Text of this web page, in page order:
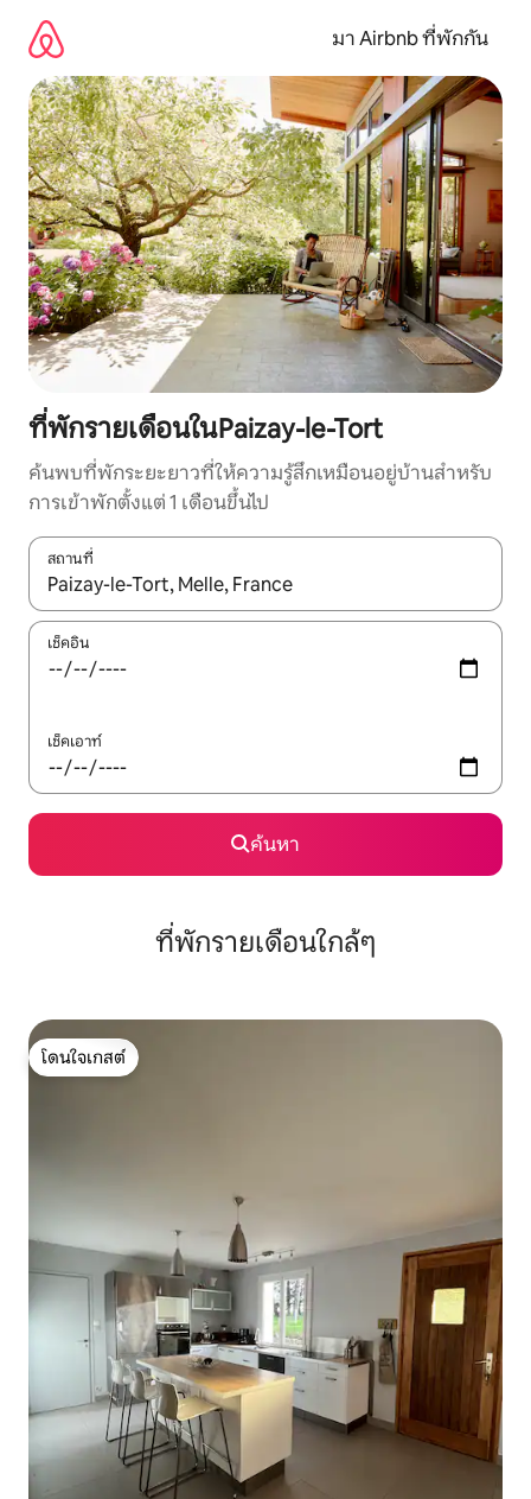
เนื้อหา
มา Airbnb ที่พักกัน
ที่พักรายเดือนในPaizay-le-Tort
ค้นพบที่พักระยะยาวที่ให้ความรู้สึกเหมือนอยู่บ้านสำหรับ
การเข้าพักตั้งแต่ 1 เดือนขึ้นไป
สถานที่
ใช้ลูกศรขึ้นลง หรือใช้การสัมผัสหรือปัด เพื่อสำรวจผลการค้นหา
เช็คอิน
เช็คเอาท์
ค้นหา
ที่พักรายเดือนใกล้ๆ
โดนใจเกสต์
โดนใจเกสต์